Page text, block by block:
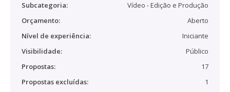
Subcategoria:
Vídeo - Edição e Produção
Orçamento:
Aberto
Nível de experiência:
Iniciante
Visibilidade:
Público
Propostas:
17
Propostas excluídas:
1